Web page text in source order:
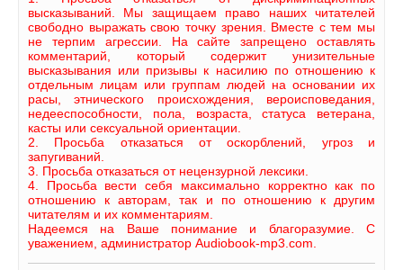
высказываний. Мы защищаем право наших читателей
свободно выражать свою точку зрения. Вместе с тем мы
не терпим агрессии. На сайте запрещено оставлять
комментарий, который содержит унизительные
высказывания или призывы к насилию по отношению к
отдельным лицам или группам людей на основании их
расы, этнического происхождения, вероисповедания,
недееспособности, пола, возраста, статуса ветерана,
касты или сексуальной ориентации.
2. Просьба отказаться от оскорблений, угроз и
запугиваний.
3. Просьба отказаться от нецензурной лексики.
4. Просьба вести себя максимально корректно как по
отношению к авторам, так и по отношению к другим
читателям и их комментариям.
Надеемся на Ваше понимание и благоразумие. С
уважением, администратор Audiobook-mp3.com.